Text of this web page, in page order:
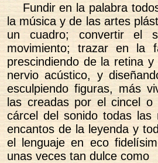
Fundir en la palabra
la música y de las artes
un cuadro; convertir el
movimiento; trazar en la
prescindiendo de la retina
nervio acústico, y
esculpiendo figuras, más
las creadas por el cincel
cárcel del sonido todas las
encantos de la leyenda y
el lenguaje en eco
unas veces tan dulce como